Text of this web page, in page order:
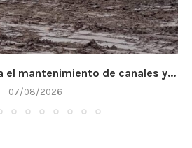
el mantenimiento de canales y...
07/08/2026